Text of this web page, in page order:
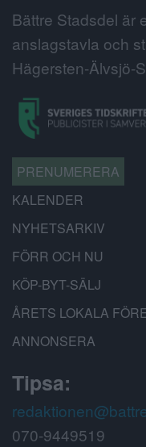
Bättre Stadsdel är
anslagstavla och
Hägersten-Älvsjö-
PRENUMERERA
KALENDER
NYHETSARKIV
FÖRR OCH NU
KÖP-BYT-SÄLJ
ÅRETS LOKALA
ANNONSERA
Tipsa:
070-9449519